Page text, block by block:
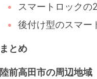
スマートロックの
後付け型のスマー
まとめ
陸前高田市の周辺地域